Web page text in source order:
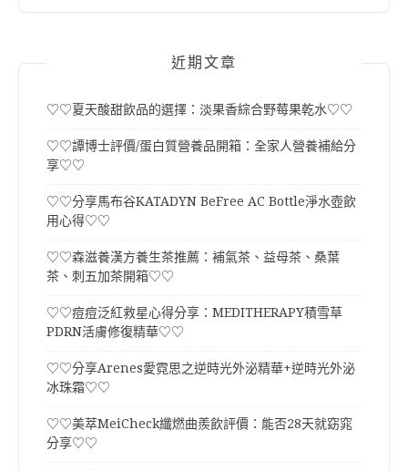
近期文章
♡♡夏天酸甜飲品的選擇：淡果香綜合野莓果乾水♡♡
♡♡譚博士評價/蛋白質營養品開箱：全家人營養補給分
享♡♡
♡♡分享馬布谷KATADYN BeFree AC Bottle淨水壺飲
用心得♡♡
♡♡森滋養漢方養生茶推薦：補氣茶、益母茶、桑葉
茶、刺五加茶開箱♡♡
♡♡痘痘泛紅救星心得分享：MEDITHERAPY積雪草
PDRN活膚修復精華♡♡
♡♡分享Arenes愛霓思之逆時光外泌精華+逆時光外泌
冰珠霜♡♡
♡♡美萃MeiCheck纖燃曲羨飲評價：能否28天就窈窕
分享♡♡